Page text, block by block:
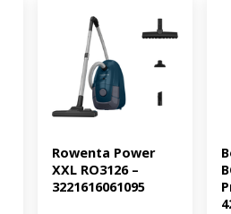
Rowenta Power
XXL RO3126 –
3221616061095